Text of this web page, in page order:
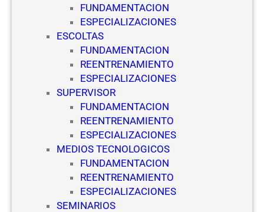
FUNDAMENTACION
ESPECIALIZACIONES
ESCOLTAS
FUNDAMENTACION
REENTRENAMIENTO
ESPECIALIZACIONES
SUPERVISOR
FUNDAMENTACION
REENTRENAMIENTO
ESPECIALIZACIONES
MEDIOS TECNOLOGICOS
FUNDAMENTACION
REENTRENAMIENTO
ESPECIALIZACIONES
SEMINARIOS